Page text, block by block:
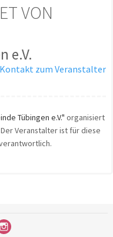
VON
e.V.
Kontakt zum Veranstalter
Tübingen e.V." organisiert
Veranstalter ist für diese